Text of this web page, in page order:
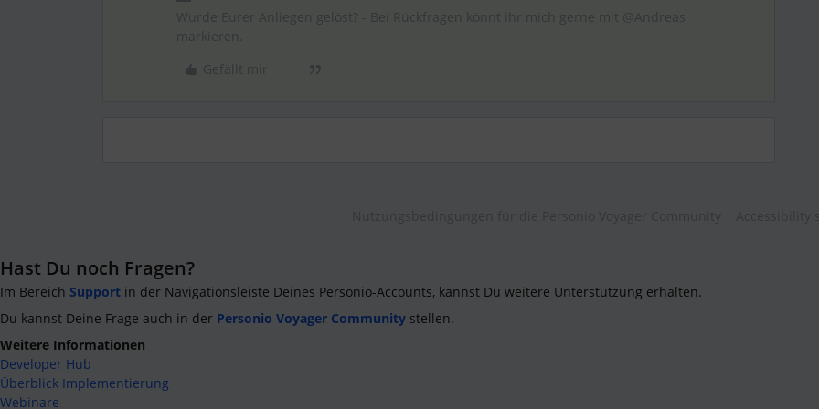
Hast Du noch Fragen?
Im Bereich Support in der Navigationsleiste Deines Personio-Accounts, kannst Du weitere Unterstützung erhalten.
Du kannst Deine Frage auch in der Personio Voyager Community stellen.
Weitere Informationen
Developer Hub
Überblick Implementierung
Webinare